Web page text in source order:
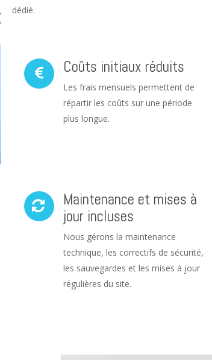
dédié.
Coûts initiaux réduits
Les frais mensuels permettent de
répartir les coûts sur une période
plus longue.
Maintenance et mises à
jour incluses
Nous gérons la maintenance
technique, les correctifs de sécurité,
les sauvegardes et les mises à jour
régulières du site.